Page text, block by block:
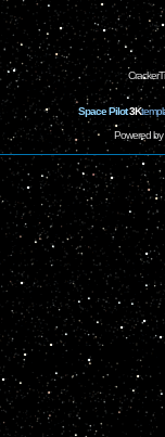
Space Pilot3K
Powered by